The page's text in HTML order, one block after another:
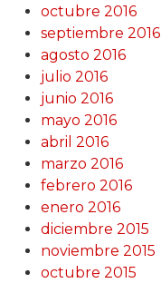
octubre 2016
septiembre 2016
agosto 2016
julio 2016
junio 2016
mayo 2016
abril 2016
marzo 2016
febrero 2016
enero 2016
diciembre 2015
noviembre 2015
octubre 2015